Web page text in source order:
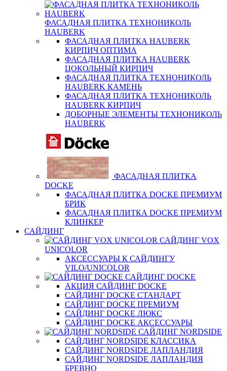
ФАСАДНАЯ ПЛИТКА ТЕХНОНИКОЛЬ
HAUBERK
ФАСАДНАЯ ПЛИТКА HAUBERK
КИРПИЧ ОПТИМА
ФАСАДНАЯ ПЛИТКА HAUBERK
ЦОКОЛЬНЫЙ КИРПИЧ
ФАСАДНАЯ ПЛИТКА ТЕХНОНИКОЛЬ
HAUBERK КАМЕНЬ
ФАСАДНАЯ ПЛИТКА ТЕХНОНИКОЛЬ
HAUBERK КИРПИЧ
ДОБОРНЫЕ ЭЛЕМЕНТЫ ТЕХНОНИКОЛЬ
HAUBERK
ФАСАДНАЯ ПЛИТКА
DOCKE
ФАСАДНАЯ ПЛИТКА DOCKE ПРЕМИУМ
БРИК
ФАСАДНАЯ ПЛИТКА DOCKE ПРЕМИУМ
КЛИНКЕР
САЙДИНГ
САЙДИНГ VOX
UNICOLOR
АКСЕССУАРЫ К САЙДИНГУ
VILO/UNICOLOR
САЙДИНГ DOCKE
АКЦИЯ САЙДИНГ DOCKE
САЙДИНГ DOCKE СТАНДАРТ
САЙДИНГ DOCKE ПРЕМИУМ
САЙДИНГ DOCKE ЛЮКС
САЙДИНГ DOCKE АКСЕССУАРЫ
САЙДИНГ NORDSIDE
САЙДИНГ NORDSIDE КЛАССИКА
САЙДИНГ NORDSIDE ЛАПЛАНДИЯ
САЙДИНГ NORDSIDE ЛАПЛАНДИЯ
БРЕВНО